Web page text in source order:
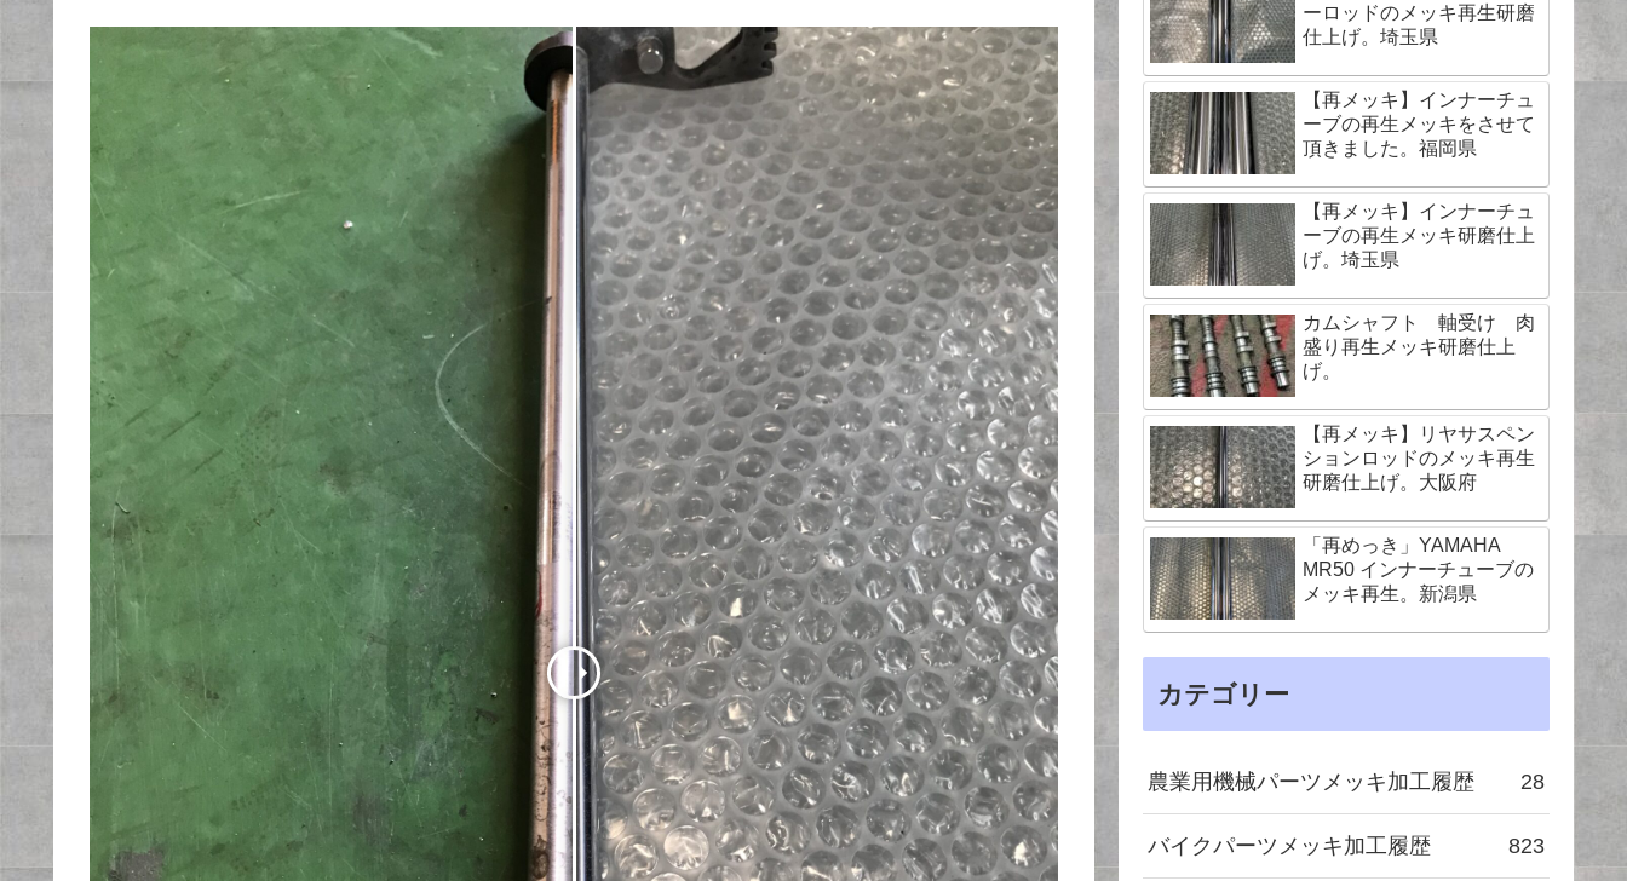
ーロッドのメッキ再生研磨
仕上げ。埼玉県
【再メッキ】インナーチュ
ーブの再生メッキをさせて
頂きました。福岡県
【再メッキ】インナーチュ
ーブの再生メッキ研磨仕上
げ。埼玉県
カムシャフト 軸受け 肉
盛り再生メッキ研磨仕上
げ。
【再メッキ】リヤサスペン
ションロッドのメッキ再生
研磨仕上げ。大阪府
「再めっき」YAMAHA
MR50 インナーチューブの
メッキ再生。新潟県
カテゴリー
農業用機械パーツメッキ加工履歴 28
バイクパーツメッキ加工履歴 823